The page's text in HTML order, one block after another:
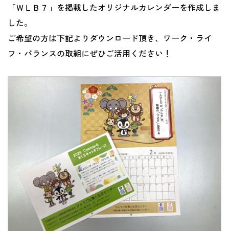
「ＷＬＢ７」を掲載したオリジナルカレンダーを作成しま
した。
ご希望の方は下記よりダウンロード頂き、ワーク・ライ
フ・バランスの取組にぜひご活用ください！